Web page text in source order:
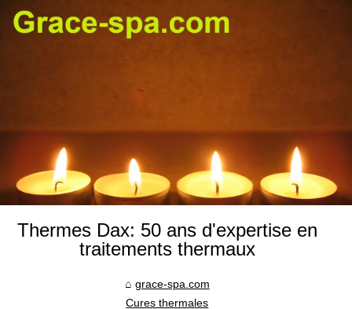
Thermes Dax: 50 ans d'expertise en
traitements thermaux
grace-spa.com
Cures thermales